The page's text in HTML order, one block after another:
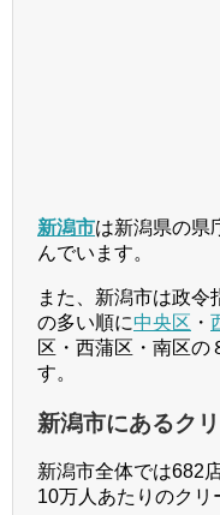
新潟市は新潟県の県
んでいます。
また、新潟市は政令
の多い順に中央区 ・
区・西蒲区・南区の
す。
新潟市にあるク
新潟市全体では682
10万人あたりのクリ